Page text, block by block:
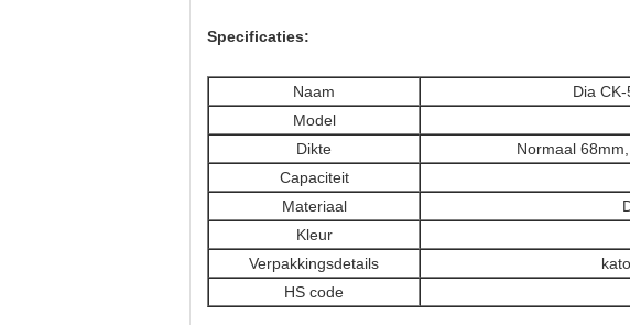
Specificaties:
Naam
Dia
Model
Dikte
Normaal
Capaciteit
Materiaal
Kleur
Verpakkingsdetails
HS code